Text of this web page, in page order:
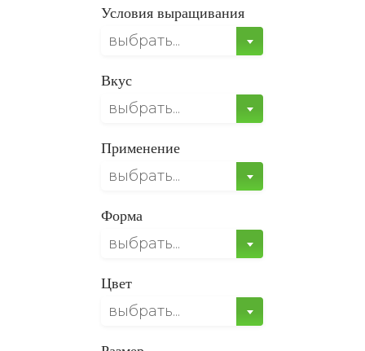
Условия выращивания
выбрать...
Вкус
выбрать...
Применение
выбрать...
Форма
выбрать...
Цвет
выбрать...